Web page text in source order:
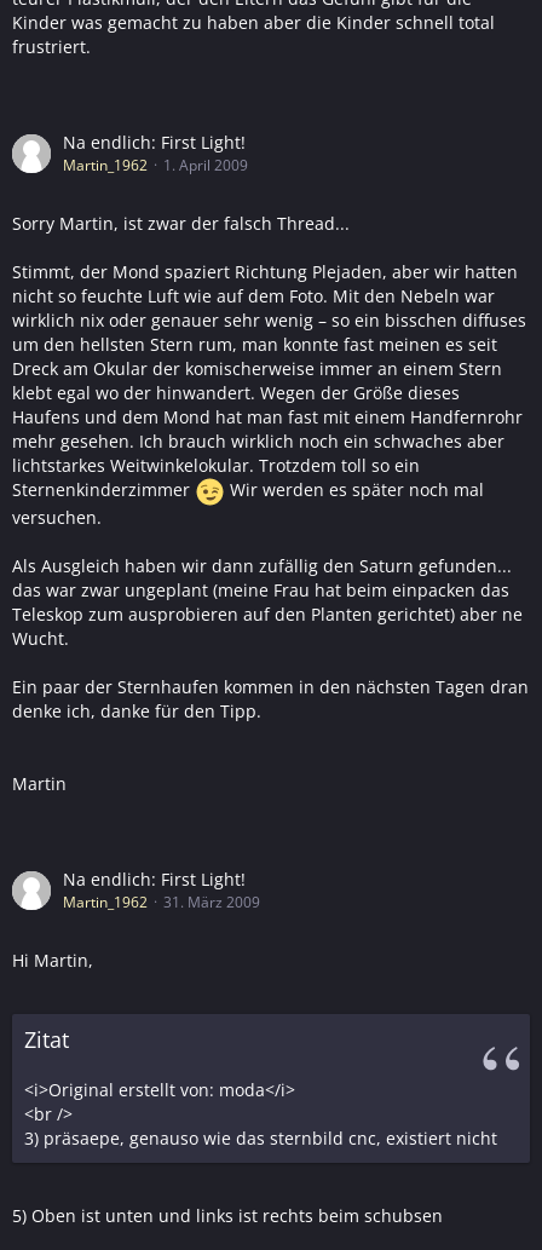
Kinder was gemacht zu haben aber die Kinder schnell total
frustriert.
Na endlich: First Light!
Martin_1962 1. April 2009
Sorry Martin, ist zwar der falsch Thread...
Stimmt, der Mond spaziert Richtung Plejaden, aber wir hatten
nicht so feuchte Luft wie auf dem Foto. Mit den Nebeln war
wirklich nix oder genauer sehr wenig – so ein bisschen diffuses
um den hellsten Stern rum, man konnte fast meinen es seit
Dreck am Okular der komischerweise immer an einem Stern
klebt egal wo der hinwandert. Wegen der Größe dieses
Haufens und dem Mond hat man fast mit einem Handfernrohr
mehr gesehen. Ich brauch wirklich noch ein schwaches aber
lichtstarkes Weitwinkelokular. Trotzdem toll so ein
Sternenkinderzimmer
Wir werden es später noch mal
versuchen.
Als Ausgleich haben wir dann zufällig den Saturn gefunden...
das war zwar ungeplant (meine Frau hat beim einpacken das
Teleskop zum ausprobieren auf den Planten gerichtet) aber ne
Wucht.
Ein paar der Sternhaufen kommen in den nächsten Tagen dran
denke ich, danke für den Tipp.
Martin
Na endlich: First Light!
Martin_1962 31. März 2009
Hi Martin,
Zitat
<i>Original erstellt von: moda</i>
<br />
3) präsaepe, genauso wie das sternbild cnc, existiert nicht
5) Oben ist unten und links ist rechts beim schubsen